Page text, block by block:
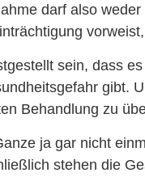
darf also
sein, dass
gibt.
Behandlung zu
ja gar nicht
stehen die